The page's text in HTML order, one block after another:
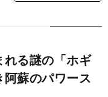
れる謎の「ホギ
蘇のパワース